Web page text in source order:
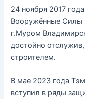
24 ноября 2017
Вооружённые Силы
г.Муром
достойно
строителем.
В мае 2023 года
вступил в ряды